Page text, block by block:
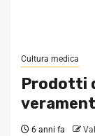
Cultura medica
Prodotti
6 anni fa